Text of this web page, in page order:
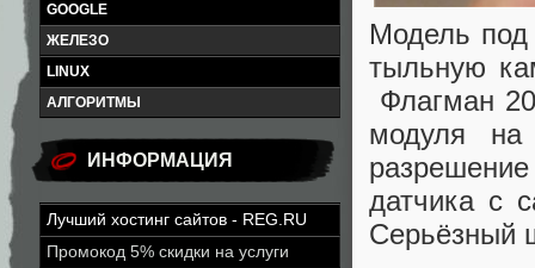
GOOGLE
ЖЕЛЕЗО
LINUX
АЛГОРИТМЫ
ИНФОРМАЦИЯ
Лучший хостинг сайтов - REG.RU
Промокод 5% скидки на услуги
Модель под
тыльную
Флагман
модуля
датчика с
Серьёзный